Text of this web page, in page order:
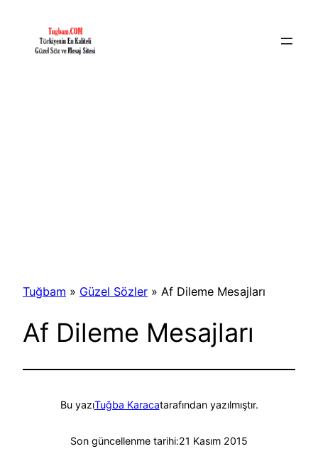
Tuğbam » Güzel Sözler » Af Dileme Mesajları
Af Dileme Mesajları
Bu yazıTuğba Karacatarafından yazılmıştır.
Son güncellenme tarihi:21 Kasım 2015